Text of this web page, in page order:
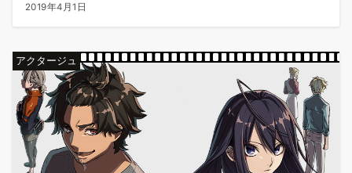
2019年4月1日
アクタージュ